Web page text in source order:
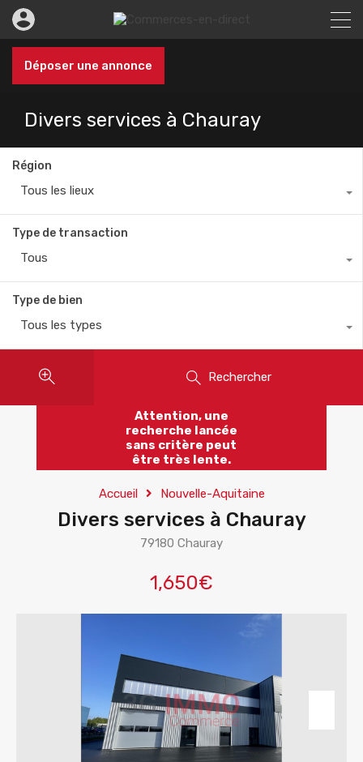
Déposer une annonce
Divers services à Chauray
Région
Tous les lieux
Type de transaction
Tous
Type de bien
Tous les types
Rechercher
Attention, une
recherche lancée
sans critère peut
être très lente.
Accueil Nouvelle-Aquitaine
Divers services à Chauray
79180 Chauray
1,650€